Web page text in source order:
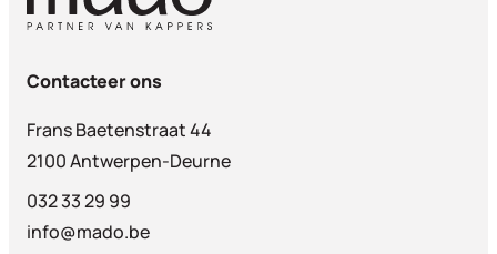
Contacteer ons
Frans Baetenstraat 44
2100 Antwerpen-Deurne
032 33 29 99
info@mado.be